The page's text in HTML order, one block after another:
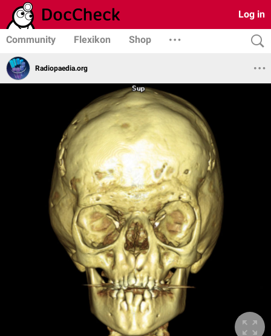
Log in
Community Flexikon Shop
Radiopaedia.org